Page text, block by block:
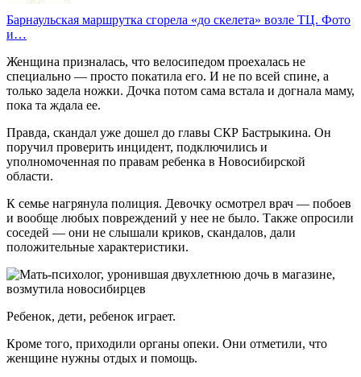
Барнаульская маршрутка сгорела «до скелета» возле ТЦ. Фото
и…
Женщина призналась, что велосипедом проехалась не
специально — просто покатила его. И не по всей спине, а
только задела ножки. Дочка потом сама встала и догнала маму,
пока та ждала ее.
Правда, скандал уже дошел до главы СКР Бастрыкина. Он
поручил проверить инцидент, подключились и
уполномоченная по правам ребенка в Новосибирской
области.
К семье нагрянула полиция. Девочку осмотрел врач — побоев
и вообще любых повреждений у нее не было. Также опросили
соседей — они не слышали криков, скандалов, дали
положительные характеристики.
Ребенок, дети, ребенок играет.
Кроме того, приходили органы опеки. Они отметили, что
женщине нужны отдых и помощь.